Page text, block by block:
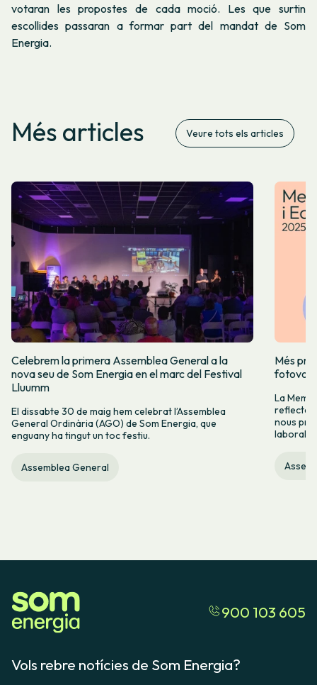
votaran les propostes de cada moció. Les que surtin
escollides passaran a formar part del mandat de Som
Energia.
Més articles Veure tots els articles
Celebrem la primera Assemblea General a la
nova seu de Som Energia en el marc del Festival
Lluumm
El dissabte 30 de maig hem celebrat l’Assemblea
General Ordinària (AGO) de Som Energia, que
enguany ha tingut un toc festiu.
Assemblea General
Més
La
reflecteix
nous
laboral.
900 103 605
Vols rebre notícies de Som Energia?